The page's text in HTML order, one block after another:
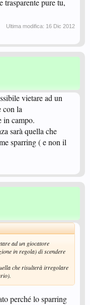
trasparente pure tu,
Ultima modifica: 16 Dic 2012
vietare ad un
con la
in campo.
sarà quella che
sparring ( e non il
ad un giocatore
in regola) di scendere
che risulterà irregolare
perché lo sparring